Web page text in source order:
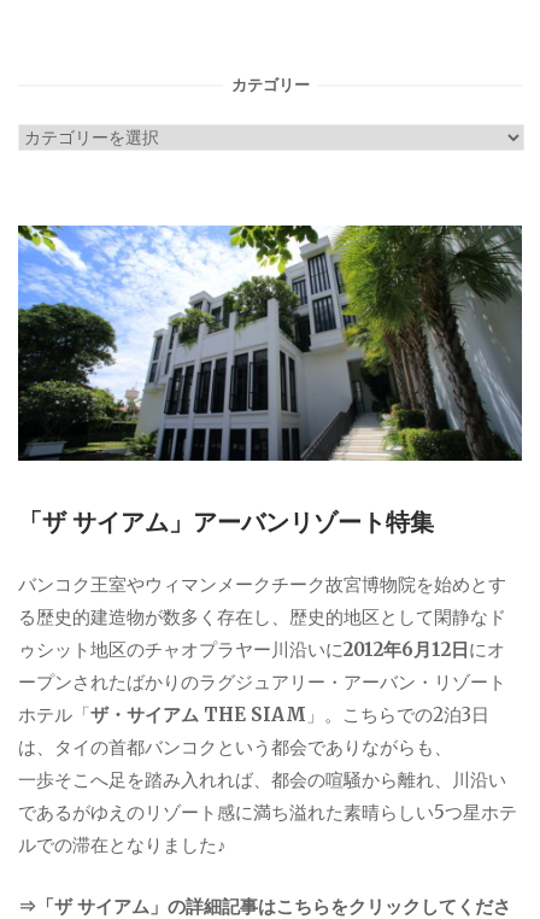
カテゴリー
カ
リ
ー
「ザ サイアム」アーバンリゾート特集
バンコク王室やウィマンメークチーク故宮博物院を始めとす
る歴史的建造物が数多く存在し、歴史的地区として閑静なド
ゥシット地区のチャオプラヤー川沿いに2012年6月12日にオ
ープンされたばかりのラグジュアリー・アーバン・リゾート
ホテル「ザ・サイアム THE SIAM 」。こちらでの2泊3日
は、タイの首都バンコクという都会でありながらも、
一歩そこへ足を踏み入れれば、都会の喧騒から離れ、川沿い
であるがゆえのリゾート感に満ち溢れた素晴らしい5つ星ホテ
ルでの滞在となりました♪
⇒「ザ サイアム」の詳細記事はこちらをクリックしてくださ